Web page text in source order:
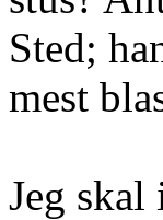
Sted;
mest
Jeg skal